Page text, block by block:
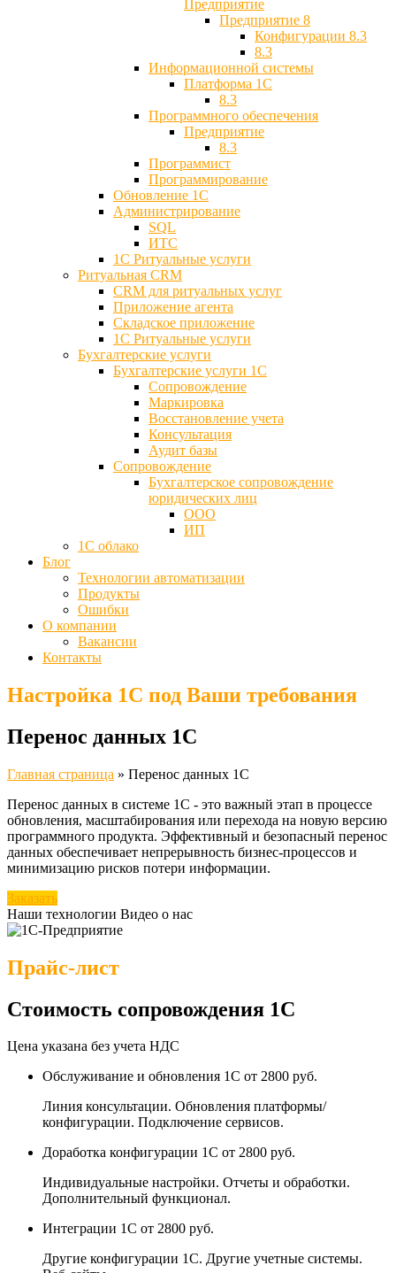
Предприятие
Предприятие 8
Конфигурации 8.3
8.3
Информационной системы
Платформа 1С
8.3
Программного обеспечения
Предприятие
8.3
Программист
Программирование
Обновление 1С
Администрирование
SQL
ИТС
1С Ритуальные услуги
Ритуальная CRM
CRM для ритуальных услуг
Приложение агента
Складское приложение
1С Ритуальные услуги
Бухгалтерские услуги
Бухгалтерские услуги 1С
Сопровождение
Маркировка
Восстановление учета
Консультация
Аудит базы
Cопровождение
Бухгалтерское сопровождение
юридических лиц
ООО
ИП
1С облако
Блог
Технологии автоматизации
Продукты
Ошибки
О компании
Вакансии
Контакты
Настройка 1С под Ваши требования
Перенос данных 1С
Главная страница » Перенос данных 1С
Перенос данных в системе 1С - это важный этап в процессе
обновления, масштабирования или перехода на новую версию
программного продукта. Эффективный и безопасный перенос
данных обеспечивает непрерывность бизнес-процессов и
минимизацию рисков потери информации.
Заказать
Наши технологии Видео о нас
Прайс-лист
Стоимость сопровождения 1С
Цена указана без учета НДС
Обслуживание и обновления 1С от 2800 руб.
Линия консультации. Обновления платформы/
конфигурации. Подключение сервисов.
Доработка конфигурации 1С от 2800 руб.
Индивидуальные настройки. Отчеты и обработки.
Дополнительный функционал.
Интеграции 1С от 2800 руб.
Другие конфигурации 1С. Другие учетные системы.